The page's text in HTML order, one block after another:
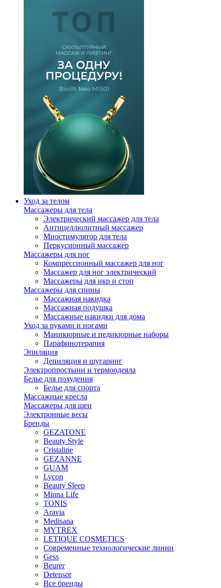
Уход за телом
Массажеры для тела
Электрический массажер для тела
Антицеллюлитный массажер
Миостимулятор для тела
Перкусионный массажер
Массажеры для ног
Компрессионный массажер для ног
Массажер для ног электрический
Массажеры для икр и стоп
Массажеры для спины
Массажная накидка
Массажная подушка
Массажные накидки для дома
Уход за руками и ногами
Маникюрные и педикюрные наборы
Парафинотерапия
Эпиляция
Депиляция и шугаринг
Электропростыни и термоодеяла
Белье для похудения
Белье для спорта
Массажные кресла
Массажеры для шеи
Электронные весы
Бренды
GEZATONE
Beauty Style
Cristaline
GEZANNE
GUAM
Lycon
Beauty Sleep
Minna Life
TONIS
Aravia
Medisana
MYTREX
LETIQUE COSMETICS
Современные технологические линии
Gess
Beurer
Detensor
Все бренды